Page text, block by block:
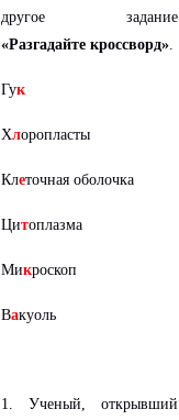
другое задание
«Разгадайте кроссворд».
Гук
Хлоропласты
Клеточная оболочка
Цитоплазма
Микроскоп
Вакуоль
1. Ученый, открывший